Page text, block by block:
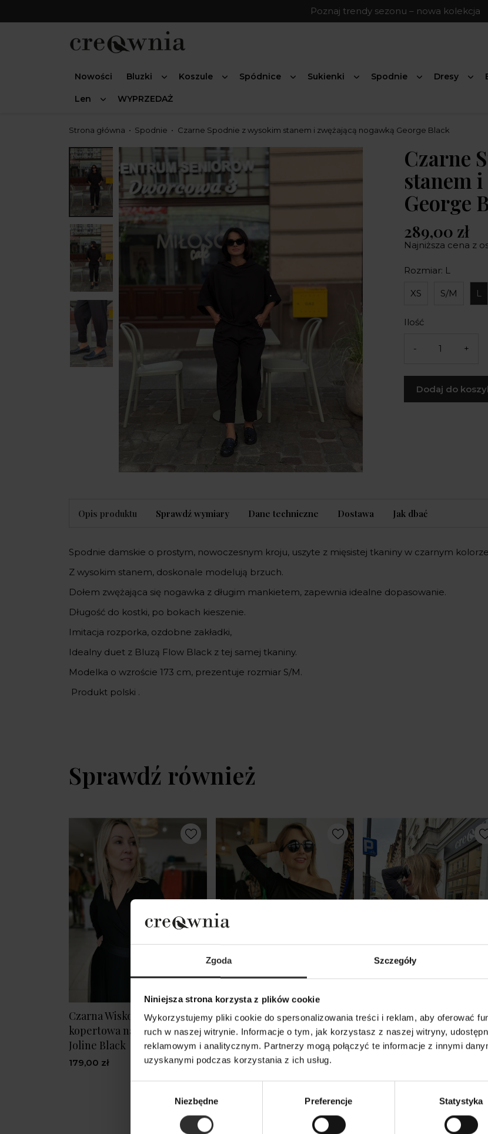
Zgoda Szczegóły
Niniejsza strona korzysta z plików cookie
Wykorzystujemy pliki cookie do spersonalizowania treści i reklam, aby oferować
ruch w naszej witrynie. Informacje o tym, jak korzystasz z naszej witryny,
reklamowym i analitycznym. Partnerzy mogą połączyć te informacje z innymi
uzyskanymi podczas korzystania z ich usług.
Niezbędne Preferencje Statystyka
Poznaj trendy sezonu – nowa kolekcja
Nowości Bluzki Koszule Spódnice Sukienki Spodnie Dresy
Len WYPRZEDAŻ
Strona główna Spodnie Czarne Spodnie z wysokim stanem i zwężającą nogawką George Black
Czarne
stanem
George
289,00 zł
Najniższa cena z
Rozmiar: L
XS S/M L
Ilość
- +
Dodaj do
Opis produktu Sprawdź wymiary Dane techniczne Dostawa Jak dbać
Spodnie damskie o prostym, nowoczesnym kroju, uszyte z mięsistej tkaniny w czarnym
Z wysokim stanem, doskonale modelują brzuch.
Dołem zwężająca się nogawka z długim mankietem, zapewnia idealne dopasowanie.
Długość do kostki, po bokach kieszenie.
Imitacja rozporka, ozdobne zakładki,
Idealny duet z Bluzą Flow Black z tej samej tkaniny.
Modelka o wzroście 173 cm, prezentuje rozmiar S/M.
Produkt polski .
Sprawdź również
Czarna Wiskozowa Bluzka
kopertowa na długi rękaw
Joline Black
179,00 zł
Czarna Wiskozowa Bluzka z
marszczeniem na ramieniu
Julia Black
179,00 zł
Wiskozowa Bluzka w
grafitowym z dekoltem w
łódkę Julia Graphite